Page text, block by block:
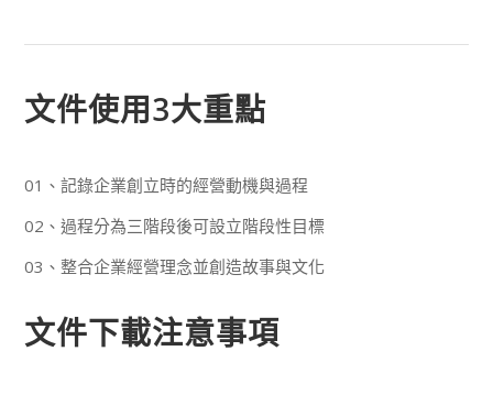
文件使用3大重點
01、記錄企業創立時的經營動機與過程
02、過程分為三階段後可設立階段性目標
03、整合企業經營理念並創造故事與文化
文件下載注意事項